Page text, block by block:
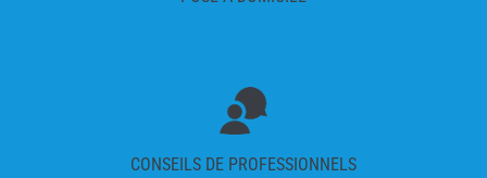
CONSEILS DE PROFESSIONNELS